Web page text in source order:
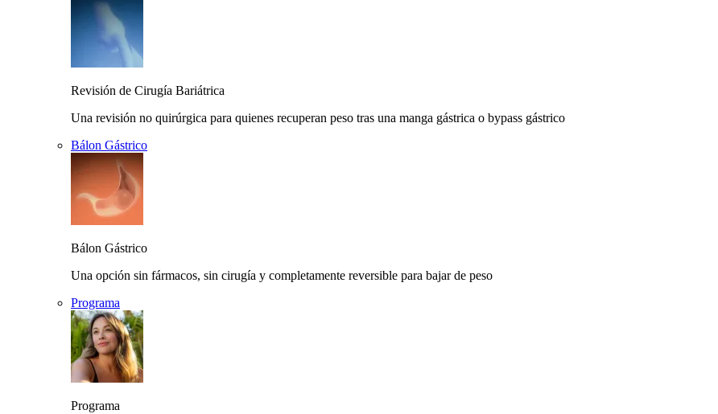
Revisión de Cirugía Bariátrica
Una revisión no quirúrgica para quienes recuperan peso tras una manga gástrica o bypass gástrico
Bálon Gástrico
Bálon Gástrico
Una opción sin fármacos, sin cirugía y completamente reversible para bajar de peso
Programa
Programa